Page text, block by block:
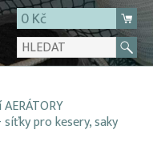
0 Kč
pro kesery, saky